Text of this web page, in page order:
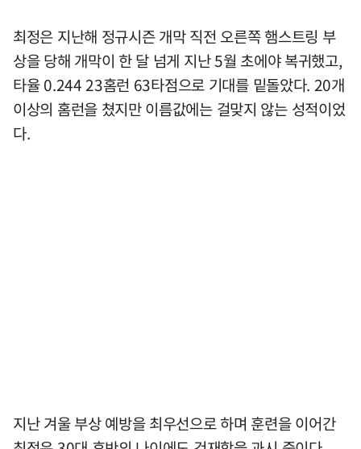
최정은 지난해 정규시즌 개막 직전 오른쪽 햄스트링 부
상을 당해 개막이 한 달 넘게 지난 5월 초에야 복귀했고,
타율 0.244 23홈런 63타점으로 기대를 밑돌았다. 20개
이상의 홈런을 쳤지만 이름값에는 걸맞지 않는 성적이었
다.
지난 겨울 부상 예방을 최우선으로 하며 훈련을 이어간